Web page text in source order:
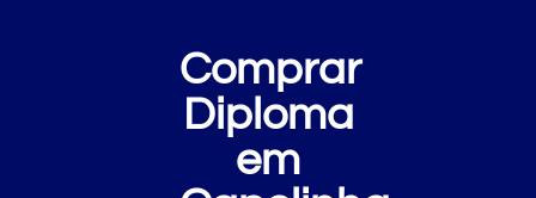
Comprar
Diploma
em